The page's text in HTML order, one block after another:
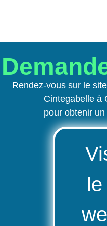
Rendez-vous sur le
Cintegabelle à
pour obtenir